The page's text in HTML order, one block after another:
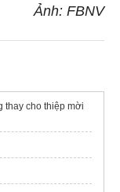
Ảnh: FBNV
thay cho thiệp mời